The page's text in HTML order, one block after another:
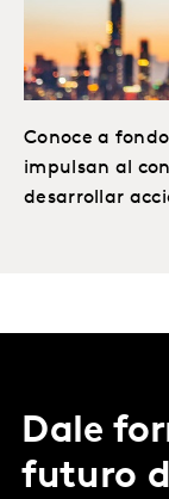
Conoce a
impulsan al
desarrollar
Dale
futuro